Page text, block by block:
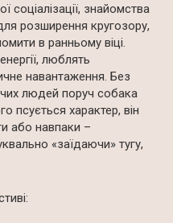
знайомства
розширення кругозору,
в ранньому віці.
люблять
навантаження. Без
людей поруч собака
псується характер, він
або навпаки –
«заїдаючи» тугу,